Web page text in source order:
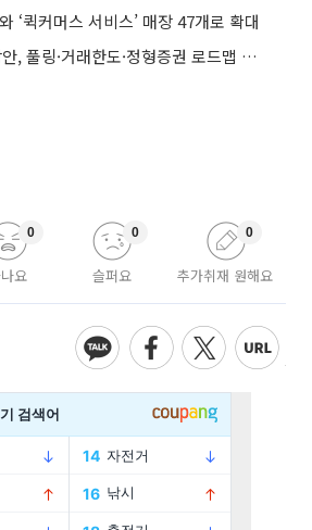
‘퀵커머스 서비스’ 매장 47개로 확대
STO 하위법규 예상안, 풀링·거래한도·정형증권 로드맵 제시
요
0
슬퍼요
0
추가취재 원해요
0